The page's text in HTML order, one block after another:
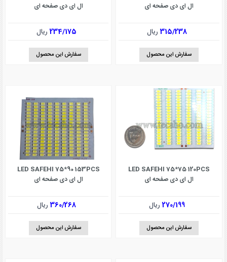
ال ای دی صفحه ای
315/238ریال
سفارش این محصول
ال ای دی صفحه ای
234/175ریال
سفارش این محصول
LED SAFEHI 75*75 120PCS
ال ای دی صفحه ای
270/199ریال
سفارش این محصول
LED SAFEHI 75*90 153PCS
ال ای دی صفحه ای
360/268ریال
سفارش این محصول